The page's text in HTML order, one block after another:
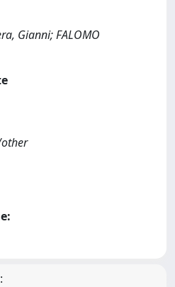
Gianni; FALOMO